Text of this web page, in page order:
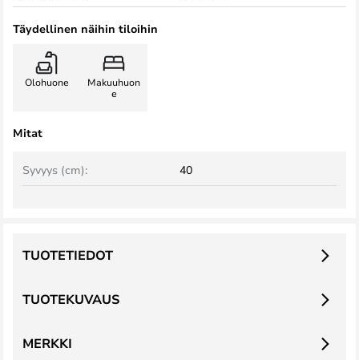
Täydellinen näihin tiloihin
Olohuone
Makuuhuon
e
Mitat
Syvyys (cm): 40
TUOTEKUVAUS
TUOTETIEDOT
MERKKI